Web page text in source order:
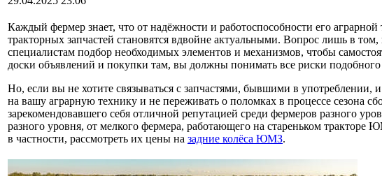
Каждый фермер знает, что от надёжности и работоспособности его
тракторных запчастей становятся вдвойне актуальными. Вопрос лишь в
специалистам подбор необходимых элементов и механизмов, чтобы
доски объявлений и покупки там, вы должны понимать все риски
Но, если вы не хотите связываться с запчастями, бывшими в
на вашу аграрную технику и не переживать о поломках в процессе сезона
зарекомендовавшего себя отличной репутацией среди фермеров разного
разного уровня, от мелкого фермера, работающего на стареньком
в частности, рассмотреть их цены на задние колёса ЮМЗ.